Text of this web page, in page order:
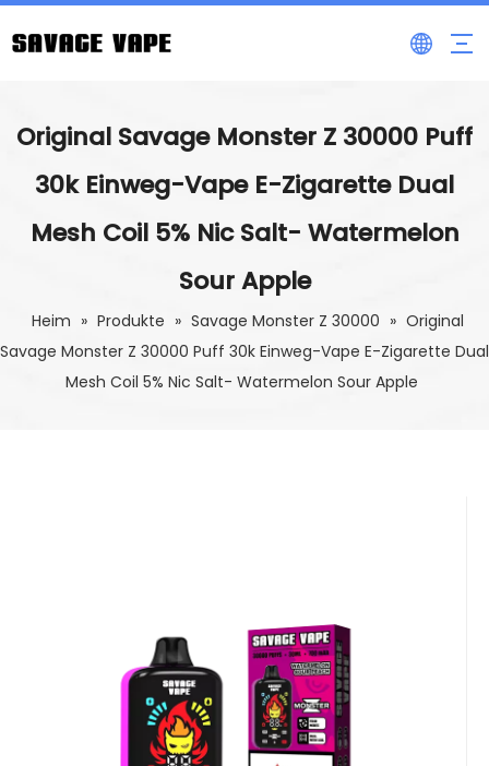
Original Savage Monster Z 30000 Puff
30k Einweg-Vape E-Zigarette Dual
Mesh Coil 5% Nic Salt- Watermelon
Sour Apple
Heim » Produkte » Savage Monster Z 30000 » Original
Savage Monster Z 30000 Puff 30k Einweg-Vape E-Zigarette Dual
Mesh Coil 5% Nic Salt- Watermelon Sour Apple